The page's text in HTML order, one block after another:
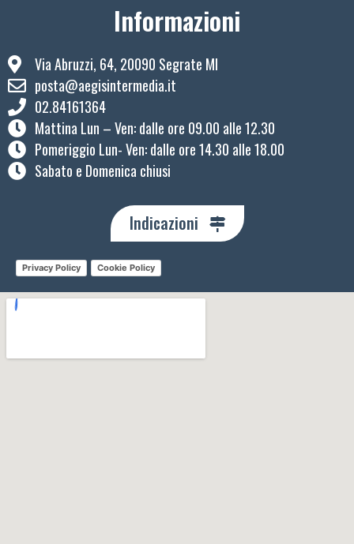
Informazioni
Via Abruzzi, 64, 20090 Segrate MI
posta@aegisintermedia.it
02.84161364
Mattina Lun – Ven: ​dalle ore 09.00 alle 12.30
Pomeriggio Lun- Ven: dalle ore 14.30 alle 18.00
Sabato e Domenica chiusi
Indicazioni
Privacy Policy Cookie Policy